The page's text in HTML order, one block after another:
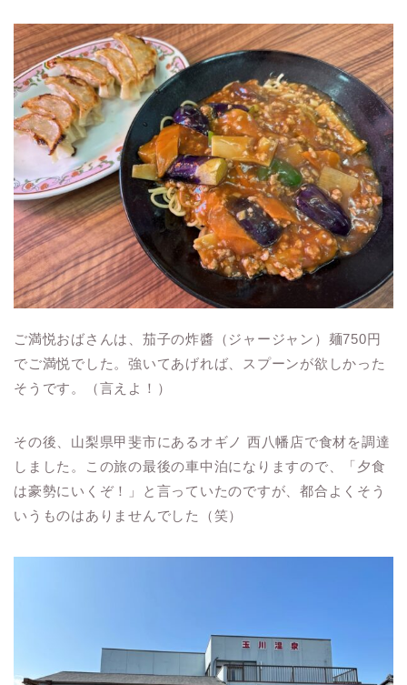
ご満悦おばさんは、茄子の炸醬（ジャージャン）麺750円
でご満悦でした。強いてあげれば、スプーンが欲しかった
そうです。（言えよ！）
その後、山梨県甲斐市にあるオギノ 西八幡店で食材を調達
しました。この旅の最後の車中泊になりますので、「夕食
は豪勢にいくぞ！」と言っていたのですが、都合よくそう
いうものはありませんでした（笑）